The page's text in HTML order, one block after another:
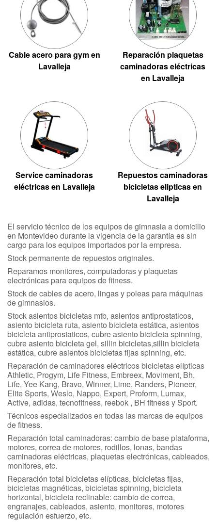
Cable acero para gym en
Lavalleja
Reparación plaquetas
caminadoras eléctricas
en Lavalleja
Service caminadoras
eléctricas en Lavalleja
Repuestos caminadoras
bicicletas elipticas en
Lavalleja
El servicio técnico de los equipos de gimnasia a domicilio
en Montevideo durante la vigencia de la garantía es sin
cargo para los equipos importados por la empresa.
Stock permanente de repuestos originales.
Reparamos monitores, computadoras y plaquetas
electrónicas para equipos de fitness.
Stock de cables de acero, lingas y poleas para máquinas
de gimnasios.
Stock asientos bicicletas mtb, asientos antiprostaticos,
asiento bicicleta ruta, asiento bicicleta estática, asientos
bicicleta antiprostaticos, cubre asiento bicicleta spinning,
cubre asiento bicicleta gel, sillin bicicletas,sillin bicicleta
estática, cubre asientos bicicletas fijas spinning, etc.
Reparación de caminadores eléctricos bicicletas elípticas
Athletic, Progym, Life Fitness, Embreex, Moviment, Bh,
Life, Yee Kang, Bravo, Winner, Lime, Randers, Pioneer,
Elite Sports, Weslo, Nappo, Expert, Proform, Lumax,
Active, adidas, tecnofitness, reebok , BH fitness y Sport.
Técnicos especializados en todas las marcas de equipos
de fitness.
Reparación total caminadoras: cambio de base plataforma,
motores, correa de motores, rodillos, lonas, bandas
caminadoras eléctricas, plaquetas electrónicas, cableados,
monitores, etc.
Reparación total bicicletas elípticas, bicicletas fijas,
bicicletas magnéticas, bicicletas spinning, bicicleta
horizontal, bicicleta reclinable: cambio de correa,
engranajes, cableados, asiento, monitores, motores
regulación esfuerzo, etc.